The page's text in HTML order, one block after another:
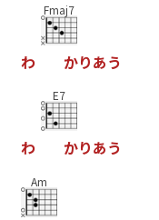
わ
Fmaj7
かりあう
わ
E7
かりあう
Am